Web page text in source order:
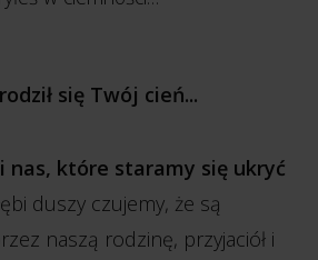
się Twój cień...
nas, które staramy się ukryć
duszy czujemy, że są
naszą rodzinę, przyjaciół i